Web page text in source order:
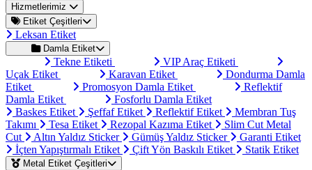
Hizmetlerimiz
Etiket Çeşitleri
Leksan Etiket
Damla Etiket
Tekne Etiketi
VIP Araç Etiketi
Uçak Etiket
Karavan Etiket
Dondurma Damla
Etiket
Promosyon Damla Etiket
Reflektif
Damla Etiket
Fosforlu Damla Etiket
Baskes Etiket
Şeffaf Etiket Reflektif Etiket
Membran Tuş
Takımı
Tesa Etiket Rezopal Kazıma Etiket
Slim Cut Metal
Cut
Altın Yaldız Sticker Gümüş Yaldız Sticker
Garanti Etiket
İçten Yapıştırmalı Etiket
Çift Yön Baskılı Etiket Statik Etiket
Metal Etiket Çeşitleri